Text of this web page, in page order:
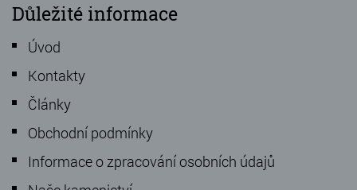
Důležité informace
Úvod
Kontakty
Články
Obchodní podmínky
Informace o zpracování osobních údajů